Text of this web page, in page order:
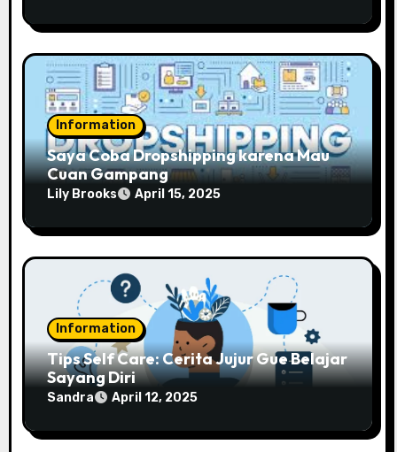
Information
Saya Coba Dropshipping karena Mau
Cuan Gampang
Lily Brooks April 15, 2025
Information
Tips Self Care: Cerita Jujur Gue Belajar
Sayang Diri
Sandra April 12, 2025